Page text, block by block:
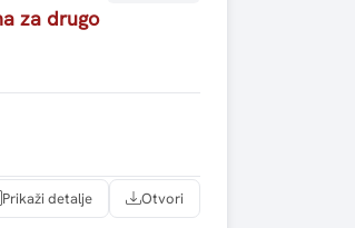
za drugo
Prikaži detalje Otvori